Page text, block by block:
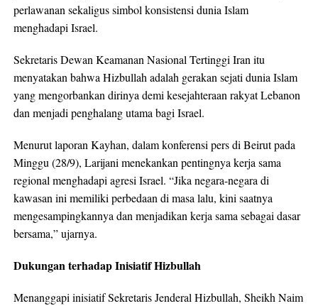
perlawanan sekaligus simbol konsistensi dunia Islam
menghadapi Israel.
Sekretaris Dewan Keamanan Nasional Tertinggi Iran itu
menyatakan bahwa Hizbullah adalah gerakan sejati dunia Islam
yang mengorbankan dirinya demi kesejahteraan rakyat Lebanon
dan menjadi penghalang utama bagi Israel.
Menurut laporan Kayhan, dalam konferensi pers di Beirut pada
Minggu (28/9), Larijani menekankan pentingnya kerja sama
regional menghadapi agresi Israel. “Jika negara-negara di
kawasan ini memiliki perbedaan di masa lalu, kini saatnya
mengesampingkannya dan menjadikan kerja sama sebagai dasar
bersama,” ujarnya.
Dukungan terhadap Inisiatif Hizbullah
Menanggapi inisiatif Sekretaris Jenderal Hizbullah, Sheikh Naim